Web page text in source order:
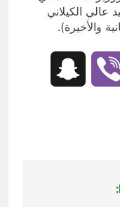
عالي الكيلاني
Viber